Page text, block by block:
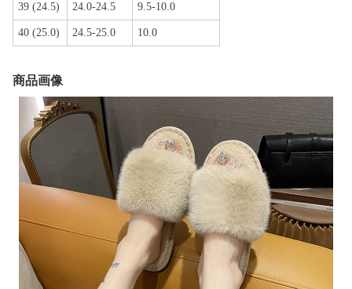
39 (24.5) 24.0-24.5 9.5-10.0
40 (25.0) 24.5-25.0 10.0
商品画像